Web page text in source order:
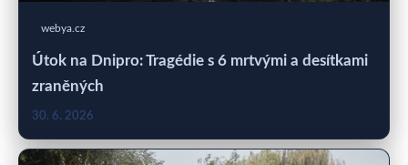
webya.cz
Útok na Dnipro: Tragédie s 6 mrtvými a desítkami
zraněných
30. 6. 2026